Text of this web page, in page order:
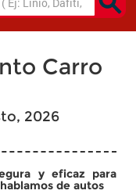
Carro
2026
y eficaz para
de autos